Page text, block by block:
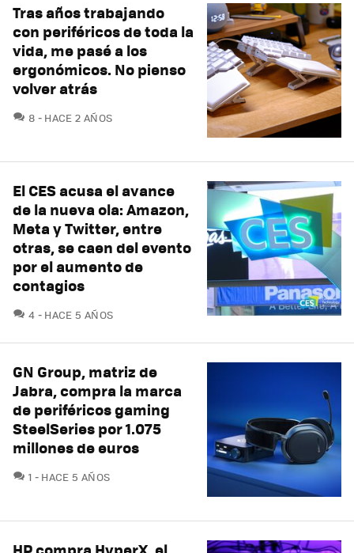
Tras años trabajando
con periféricos de toda la
vida, me pasé a los
ergonómicos. No pienso
volver atrás
8 COMENTARIOS
HACE 2 AÑOS
El CES acusa el avance
de la nueva ola: Amazon,
Meta y Twitter, entre
otras, se caen del evento
por el aumento de
contagios
4 COMENTARIOS
HACE 5 AÑOS
GN Group, matriz de
Jabra, compra la marca
de periféricos gaming
SteelSeries por 1.075
millones de euros
1 COMENTARIOS
HACE 5 AÑOS